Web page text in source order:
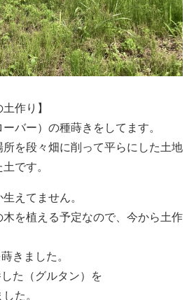
作り】
バー）の種蒔きをしてます。
を段々畑に削って平らにした土地
です。
えてません。
を植える予定なので、今から土作
きました。
した（グルタン）を
た。